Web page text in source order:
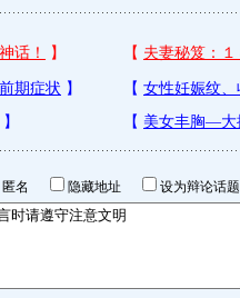
匿名 隐藏地址 设为辩论话题